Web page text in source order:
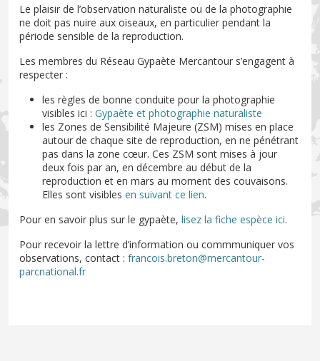
Le plaisir de l’observation naturaliste ou de la photographie
ne doit pas nuire aux oiseaux, en particulier pendant la
période sensible de la reproduction.
Les membres du Réseau Gypaète Mercantour s’engagent à
respecter :
les règles de bonne conduite pour la photographie
visibles ici : Gypaète et photographie naturaliste
les Zones de Sensibilité Majeure (ZSM) mises en place
autour de chaque site de reproduction, en ne pénétrant
pas dans la zone cœur. Ces ZSM sont mises à jour
deux fois par an, en décembre au début de la
reproduction et en mars au moment des couvaisons.
Elles sont visibles en suivant ce lien.
Pour en savoir plus sur le gypaète, lisez la fiche espèce ici.
Pour recevoir la lettre d’information ou commmuniquer vos
observations, contact : francois.breton@mercantour-
parcnational.fr